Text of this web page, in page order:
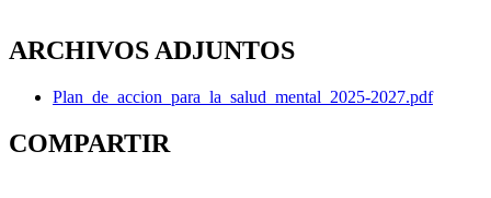
ARCHIVOS ADJUNTOS
Plan_de_accion_para_la_salud_mental_2025-2027.pdf
COMPARTIR